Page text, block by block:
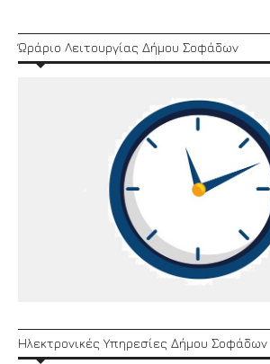
Ώράριο Λειτουργίας Δήμου Σοφάδων
Ηλεκτρονικές Υπηρεσίες Δήμου Σοφάδων